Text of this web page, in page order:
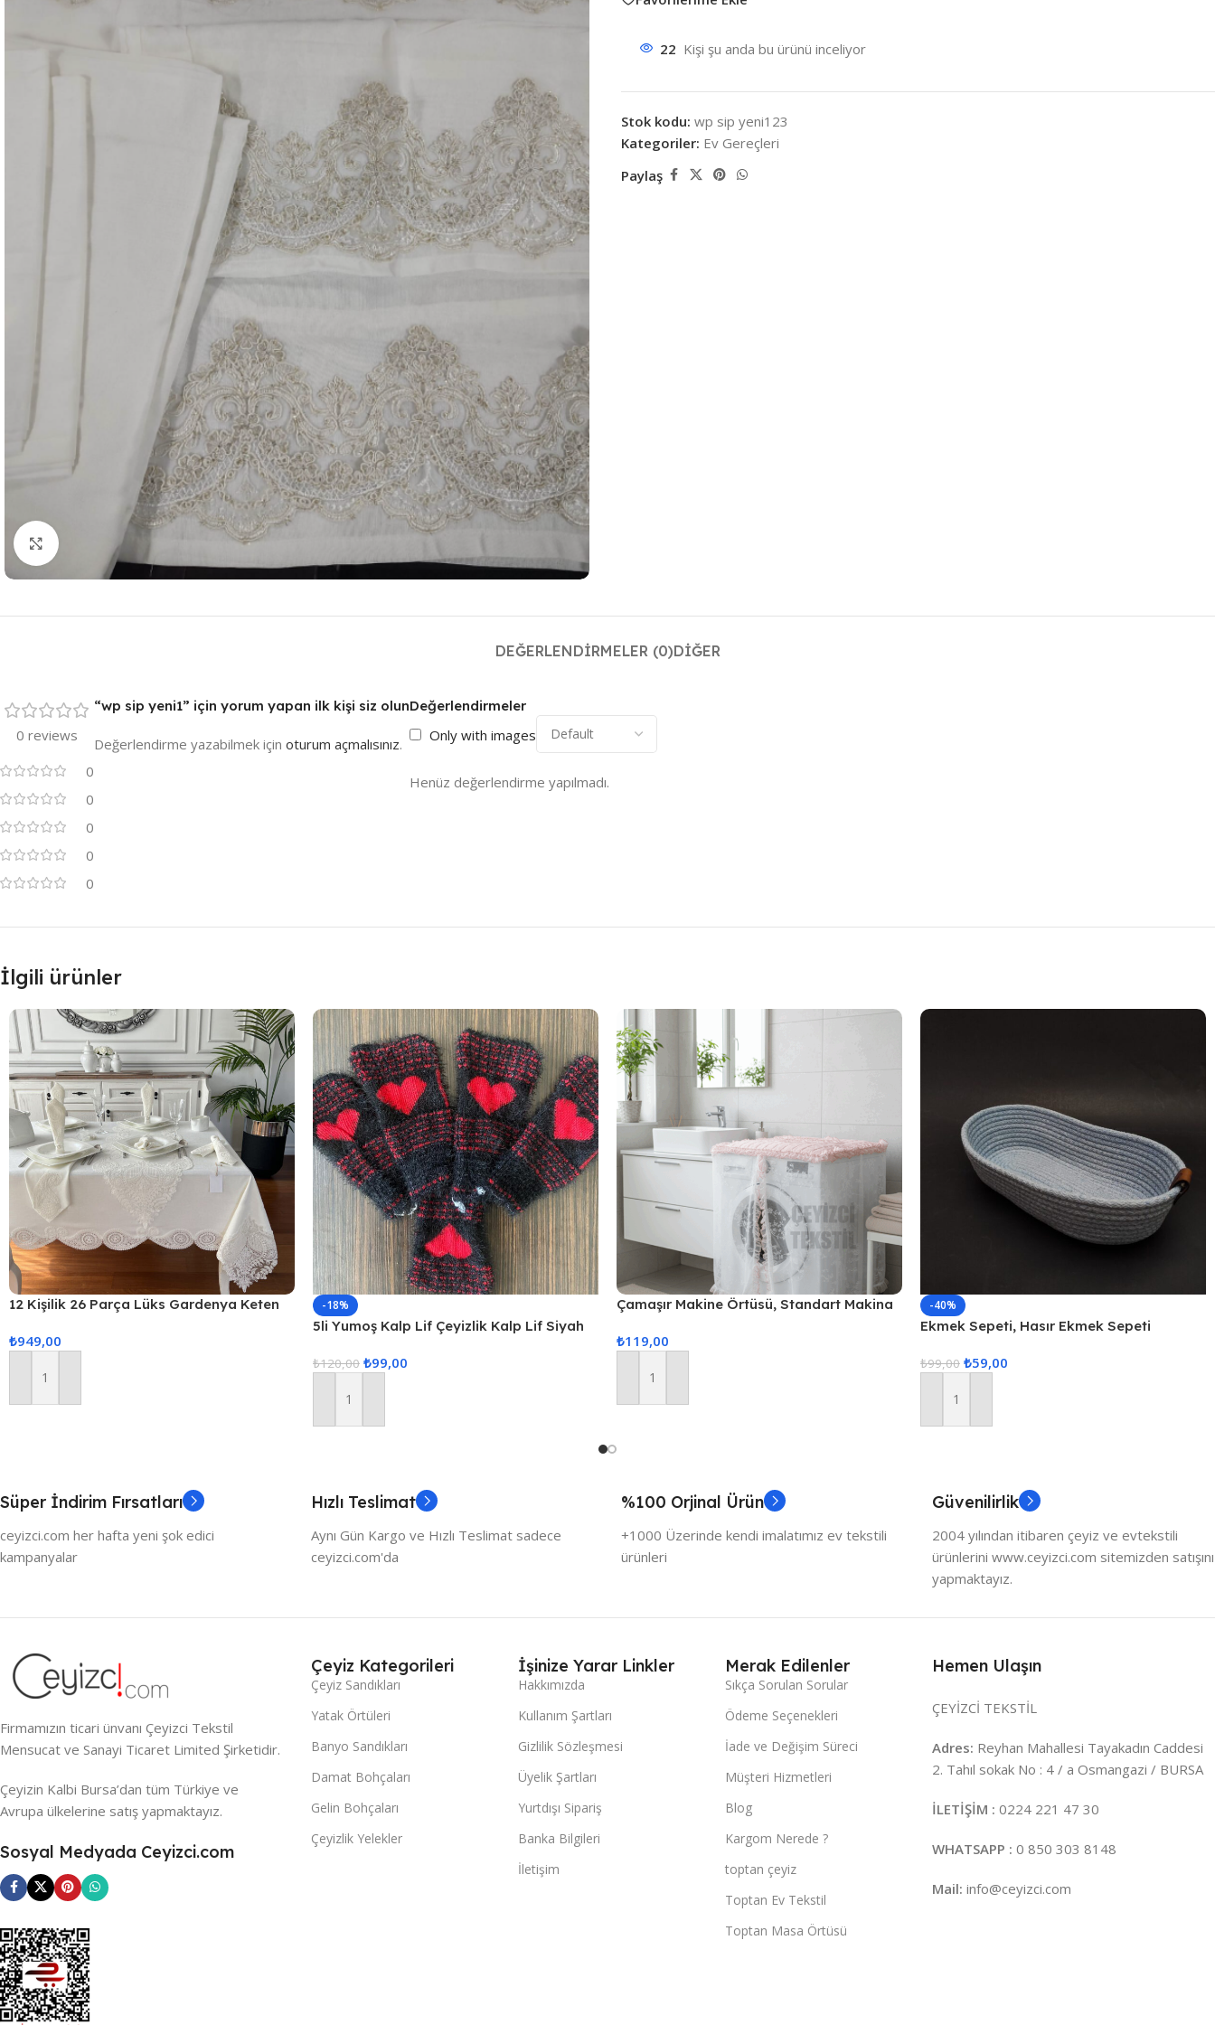
Resmi Büyüt
22 Kişi şu anda bu ürünü inceliyor
Stok kodu: wp sip yeni123
Kategoriler: Ev Gereçleri
Paylaş
DEĞERLENDIRMELER (0)DIĞER
0 reviews
0
0
0
0
0
Değerlendirmeler
Only with images
Henüz değerlendirme yapılmadı.
“wp sip yeni1” için yorum yapan ilk kişi siz olun
Değerlendirme yazabilmek için oturum açmalısınız.
İlgili ürünler
12 Kişilik 26 Parça Lüks Gardenya Keten
₺949,00
Sepete Ekle
-18%
5li Yumoş Kalp Lif Çeyizlik Kalp Lif Siyah
₺120,00 ₺99,00
Sepete Ekle
Çamaşır Makine Örtüsü, Standart Makina
₺119,00
Sepete Ekle
-40%
Ekmek Sepeti, Hasır Ekmek Sepeti
₺99,00 ₺59,00
Sepete Ekle
Süper İndirim Fırsatları
ceyizci.com her hafta yeni şok edici
kampanyalar
Hızlı Teslimat
Aynı Gün Kargo ve Hızlı Teslimat sadece
ceyizci.com'da
%100 Orjinal Ürün
+1000 Üzerinde kendi imalatımız ev tekstili
ürünleri
Güvenilirlik
2004 yılından itibaren çeyiz ve evtekstili
ürünlerini www.ceyizci.com sitemizden satışını
yapmaktayız.
Firmamızın ticari ünvanı Çeyizci Tekstil
Mensucat ve Sanayi Ticaret Limited Şirketidir.
Çeyizin Kalbi Bursa’dan tüm Türkiye ve
Avrupa ülkelerine satış yapmaktayız.
Sosyal Medyada Ceyizci.com
Çeyiz Kategorileri
Çeyiz Sandıkları
Yatak Örtüleri
Banyo Sandıkları
Damat Bohçaları
Gelin Bohçaları
Çeyizlik Yelekler
İşinize Yarar Linkler
Hakkımızda
Kullanım Şartları
Gizlilik Sözleşmesi
Üyelik Şartları
Yurtdışı Sipariş
Banka Bilgileri
İletişim
Merak Edilenler
Sıkça Sorulan Sorular
Ödeme Seçenekleri
İade ve Değişim Süreci
Müşteri Hizmetleri
Blog
Kargom Nerede ?
toptan çeyiz
Toptan Ev Tekstil
Toptan Masa Örtüsü
Hemen Ulaşın
ÇEYİZCİ TEKSTİL
Adres: Reyhan Mahallesi Tayakadın Caddesi
2. Tahıl sokak No : 4 / a Osmangazi / BURSA
İLETİŞİM : 0224 221 47 30
WHATSAPP : 0 850 303 8148
Mail: info@ceyizci.com